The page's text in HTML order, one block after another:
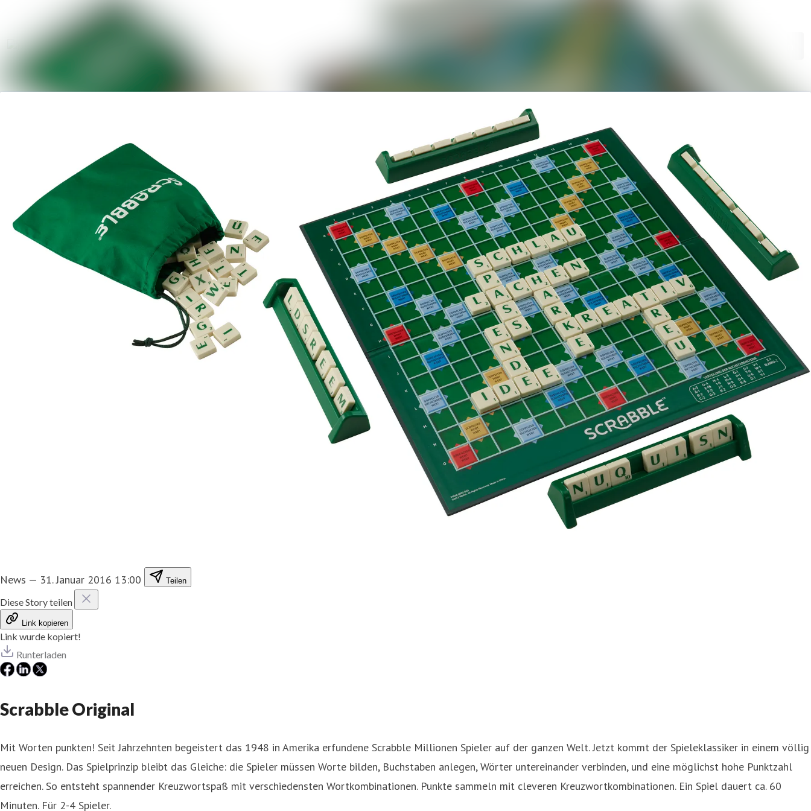
Mediengalerie
Kontakt
News — 31. Januar 2016 13:00 Teilen
Diese Story teilen
Link kopieren
Link wurde kopiert!
Runterladen
Scrabble Original
Mit Worten punkten! Seit Jahrzehnten begeistert das 1948 in Amerika erfundene Scrabble Millionen Spieler auf der ganzen Welt. Jetzt kommt der Spieleklassiker in einem völlig
neuen Design. Das Spielprinzip bleibt das Gleiche: die Spieler müssen Worte bilden, Buchstaben anlegen, Wörter untereinander verbinden, und eine möglichst hohe Punktzahl
erreichen. So entsteht spannender Kreuzwortspaß mit verschiedensten Wortkombinationen. Punkte sammeln mit cleveren Kreuzwortkombinationen. Ein Spiel dauert ca. 60
Minuten. Für 2-4 Spieler.